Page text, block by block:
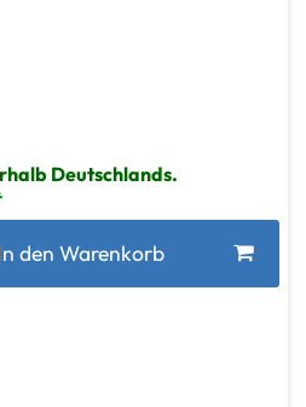
Deutschlands.
den Warenkorb